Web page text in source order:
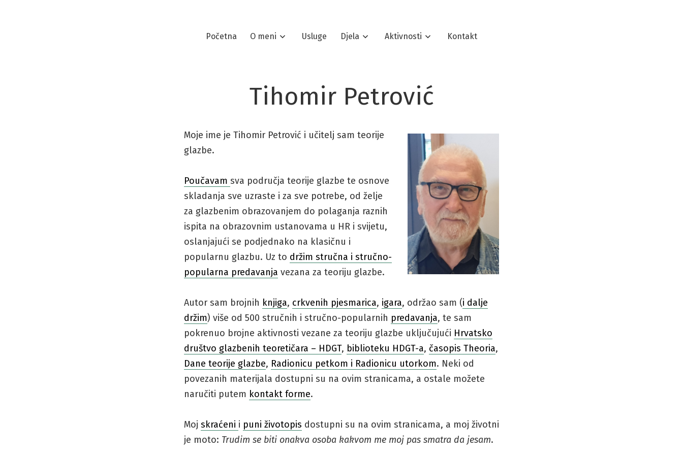
Početna O meni Usluge Djela Aktivnosti Kontakt
Tihomir Petrović
Moje ime je Tihomir Petrović i učitelj sam teorije
glazbe.
Poučavam sva područja teorije glazbe te osnove
skladanja sve uzraste i za sve potrebe, od želje
za glazbenim obrazovanjem do polaganja raznih
ispita na obrazovnim ustanovama u HR i svijetu,
oslanjajući se podjednako na klasičnu i
popularnu glazbu. Uz to držim stručna i stručno-
popularna predavanja vezana za teoriju glazbe.
Autor sam brojnih knjiga, crkvenih pjesmarica, igara, održao sam (i dalje
držim) više od 500 stručnih i stručno-popularnih predavanja, te sam
pokrenuo brojne aktivnosti vezane za teoriju glazbe uključujući Hrvatsko
društvo glazbenih teoretičara – HDGT, biblioteku HDGT-a, časopis Theoria,
Dane teorije glazbe, Radionicu petkom i Radionicu utorkom. Neki od
povezanih materijala dostupni su na ovim stranicama, a ostale možete
naručiti putem kontakt forme.
Moj skraćeni i puni životopis dostupni su na ovim stranicama, a moj životni
je moto: Trudim se biti onakva osoba kakvom me moj pas smatra da jesam.